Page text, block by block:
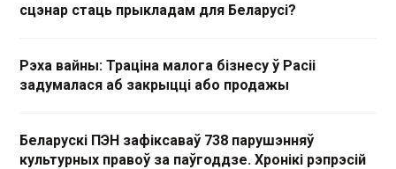
сцэнар стаць прыкладам для Беларусі?
Рэха вайны: Траціна малога бізнесу ў Расіі
задумалася аб закрыцці або продажы
Беларускі ПЭН зафіксаваў 738 парушэнняў
культурных правоў за паўгоддзе. Хронікі рэпрэсій